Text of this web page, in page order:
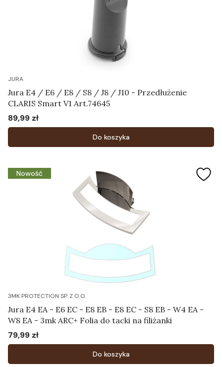
JURA
Jura E4 / E6 / E8 / S8 / J8 / J10 - Przedłużenie
CLARIS Smart V1 Art.74645
Cena
89,99 zł
Do koszyka
Nowość
3MK PROTECTION SP. Z O.O.
Jura E4 EA - E6 EC - E8 EB - E8 EC - S8 EB - W4 EA -
W8 EA - 3mk ARC+ Folia do tacki na filiżanki
Cena
79,99 zł
Do koszyka